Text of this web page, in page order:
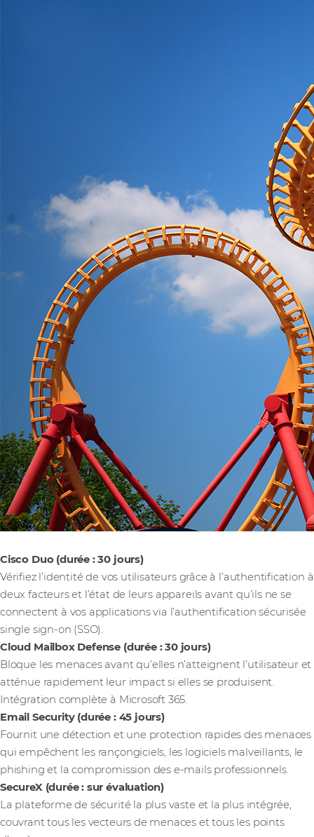
Cisco Duo (durée : 30 jours)
Vérifiez l’identité de vos utilisateurs grâce à l’authentification à
deux facteurs et l’état de leurs appareils avant qu’ils ne se
connectent à vos applications via l’authentification sécurisée
single sign-on (SSO).
Cloud Mailbox Defense (durée : 30 jours)
Bloque les menaces avant qu’elles n’atteignent l’utilisateur et
atténue rapidement leur impact si elles se produisent.
Intégration complète à Microsoft 365.
Email Security (durée : 45 jours)
Fournit une détection et une protection rapides des menaces
qui empêchent les rançongiciels, les logiciels malveillants, le
phishing et la compromission des e-mails professionnels.
SecureX (durée : sur évaluation)
La plateforme de sécurité la plus vaste et la plus intégrée,
couvrant tous les vecteurs de menaces et tous les points